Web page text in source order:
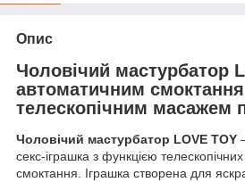
Опис
Чоловічий мастурбатор
автоматичним
телескопічним масажем
Чоловічий мастурбатор LOVE TOY
секс-іграшка з функцією телескопічних
смоктання. Іграшка створена для